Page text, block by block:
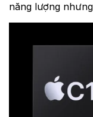
năng lượng